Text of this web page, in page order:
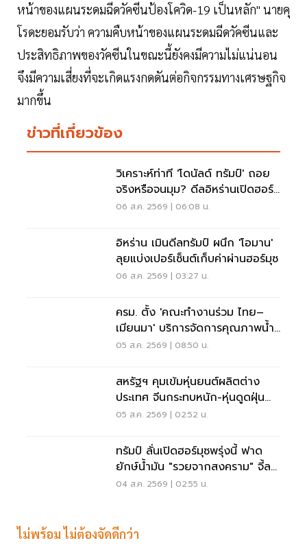
หน้าของแผนระดมฉีดวัคซีนป้องโควิด-19 เป็นหลัก" นายคุ
โรดะยอมรับว่า ความคืบหน้าของแผนระดมฉีดวัคซีนและ
ประสิทธิภาพของวัคซีนในขณะนี้ยังคงมีความไม่แน่นอน
จึงมีความเสี่ยงที่จะเกิดแรงกดดันต่อกิจกรรมทางเศรษฐกิจ
มากขึ้น
ข่าวที่เกี่ยวข้อง
วิเคราะห์ท่าที 'โดนัลด์ ทรัมป์' ถอย
จริงหรือจนมุม? ดีลอิหร่านเปิดฮอร์
มุซ
06 ส.ค. 2569 | 06:08 น.
อิหร่าน เมินดีลทรัมป์ ผนึก 'โอมาน'
ลุยแบ่งเปอร์เซ็นต์เก็บค่าผ่านฮอร์มุซ
06 ส.ค. 2569 | 03:27 น.
ครม. ตั้ง 'คณะทำงานร่วม ไทย–
เมียนมา' บริการจัดการคุณภาพน้ำ
ข้ามแดน
05 ส.ค. 2569 | 08:50 น.
สหรัฐฯ คุมเข้มหุ่นยนต์ผลิตต่าง
ประเทศ จีนกระทบหนัก-หุ่นดูดฝุ่น
โดนด้วย
05 ส.ค. 2569 | 02:52 น.
ทรัมป์ ลั่นเปิดฮอร์มุซพรุ่งนี้ ฟาด
ยักษ์น้ำมัน "รวยจากสงคราม" จี้ลด
ราคาด่วน
04 ส.ค. 2569 | 02:55 น.
ไม่พร้อม ไม่ต้องจัดดีกว่า